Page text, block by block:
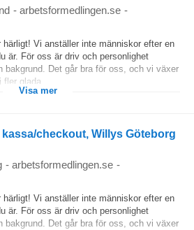
- arbetsformedlingen.se -
Vi anställer inte människor efter en
är. För oss är driv och personlighet
bakgrund. Det går bra för oss, och vi växer
glada...
Visa mer
checkout, Willys Göteborg
- arbetsformedlingen.se -
Vi anställer inte människor efter en
är. För oss är driv och personlighet
bakgrund. Det går bra för oss, och vi växer